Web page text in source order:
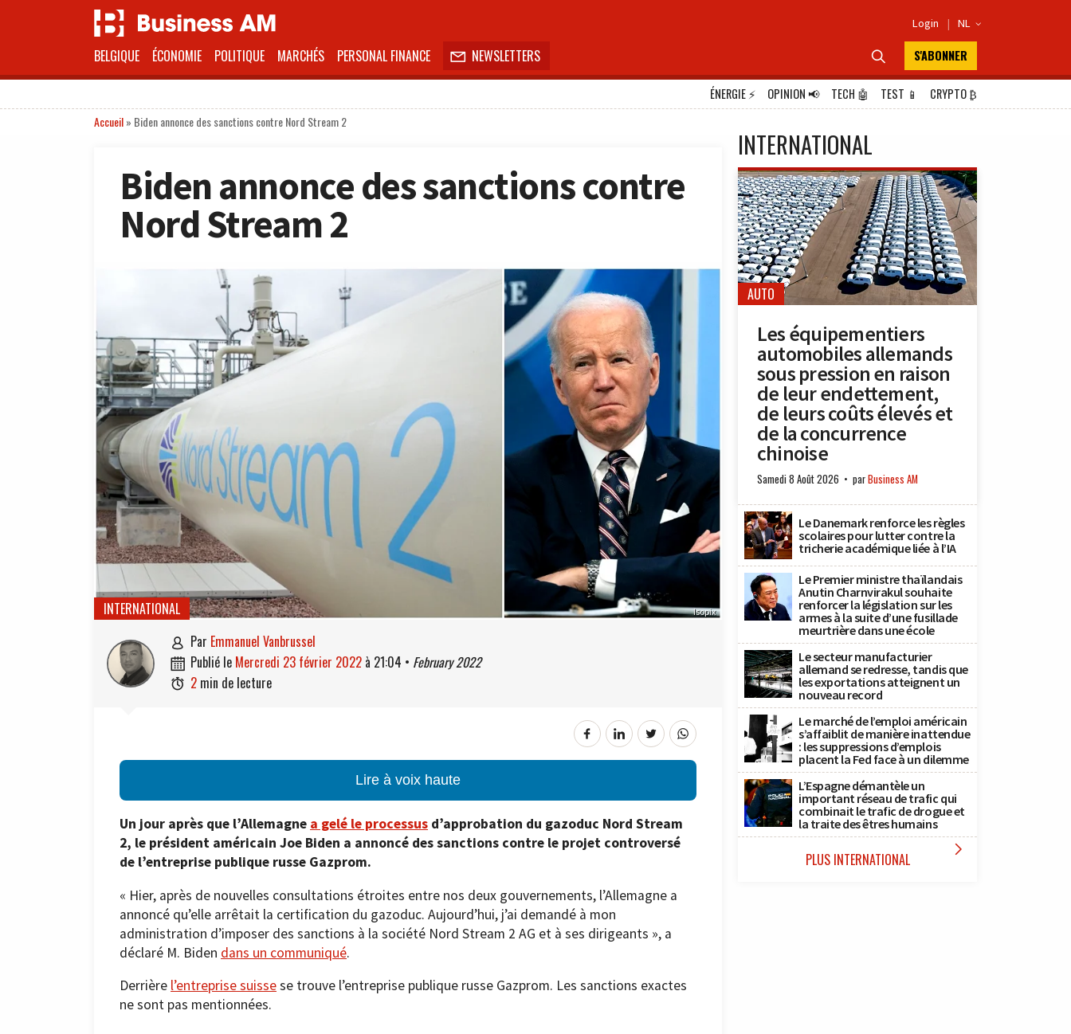
Login | NL 
BELGIQUE ÉCONOMIE POLITIQUE MARCHÉS PERSONAL FINANCE  NEWSLETTERS  S'ABONNER
ÉNERGIE⚡ OPINION📢 TECH 🤖 TEST 📱 CRYPTO₿
Accueil» Biden annonce des sanctions contre Nord Stream 2
Biden annonce des sanctions contre
Nord Stream 2
Isopix
INTERNATIONAL
 par Emmanuel Vanbrussel
 publié le mercredi 23 février 2022 à 21:04 • February 2022
 2 min de lecture
Lire à voix haute
Un jour après que l’Allemagne a gelé le processus d’approbation du gazoduc Nord Stream
2, le président américain Joe Biden a annoncé des sanctions contre le projet controversé
de l’entreprise publique russe Gazprom.
« Hier, après de nouvelles consultations étroites entre nos deux gouvernements, l’Allemagne a
annoncé qu’elle arrêtait la certification du gazoduc. Aujourd’hui, j’ai demandé à mon
administration d’imposer des sanctions à la société Nord Stream 2 AG et à ses dirigeants », a
déclaré M. Biden dans un communiqué.
Derrière l’entreprise suissese trouve l’entreprise publique russe Gazprom. Les sanctions exactes
ne sont pas mentionnées.
INTERNATIONAL
AUTO
Les équipementiers
automobiles allemands
sous pression en raison
de leur endettement,
de leurs coûts élevés et
de la concurrence
chinoise
Samedi 8 Août 2026 parBusiness AM
Le Danemark renforce les règles
scolaires pour lutter contre la
tricherie académique liée à l’IA
Le Premier ministre thaïlandais
Anutin Charnvirakul souhaite
renforcer la législation sur les
armes à la suite d’une fusillade
meurtrière dans une école
Le secteur manufacturier
allemand se redresse, tandis que
les exportations atteignent un
nouveau record
Le marché de l’emploi américain
s’affaiblit de manière inattendue
: les suppressions d’emplois
placent la Fed face à un dilemme
L’Espagne démantèle un
important réseau de trafic qui
combinait le trafic de drogue et
la traite des êtres humains
PLUS INTERNATIONAL 